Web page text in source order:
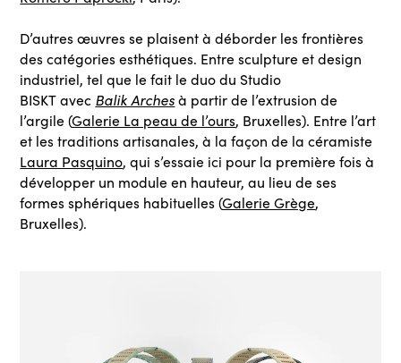
D’autres œuvres se plaisent à déborder les frontières
des catégories esthétiques. Entre sculpture et design
industriel, tel que le fait le duo du Studio
BISKT avec Balik Archesà partir de l’extrusion de
l’argile (Galerie La peau de l’ours, Bruxelles). Entre l’art
et les traditions artisanales, à la façon de la céramiste
Laura Pasquino, qui s’essaie ici pour la première fois à
développer un module en hauteur, au lieu de ses
formes sphériques habituelles (Galerie Grège,
Bruxelles).